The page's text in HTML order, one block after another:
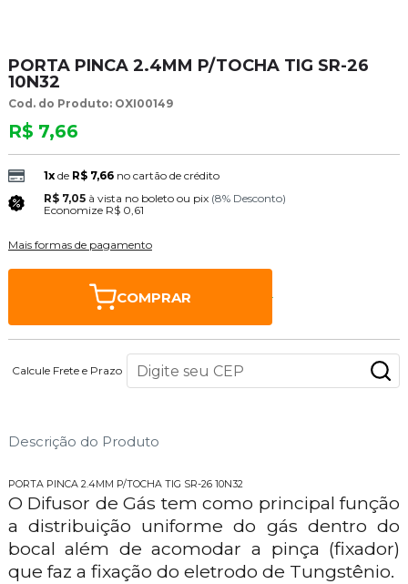
PORTA PINCA 2.4MM P/TOCHA TIG SR-26
10N32
Cod. do Produto: OXI00149
R$ 7,66
1xde R$ 7,66 no cartão de crédito
R$ 7,05 à vista no boleto ou pix (8% Desconto)
Economize R$ 0,61
Mais formas de pagamento
COMPRAR
Calcule Frete e Prazo
Descrição do Produto
PORTA PINCA 2.4MM P/TOCHA TIG SR-26 10N32
O Difusor de Gás tem como principal função
a distribuição uniforme do gás dentro do
bocal além de acomodar a pinça (fixador)
que faz a fixação do eletrodo de Tungstênio.